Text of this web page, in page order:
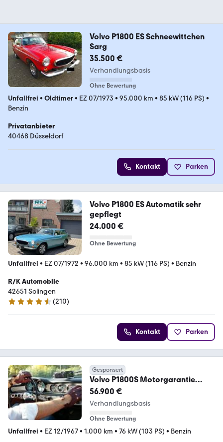
Volvo P1800 ES Schneewittchen
Sarg
35.500 €
Verhandlungsbasis
Ohne Bewertung
Unfallfrei • Oldtimer• EZ 07/1973 • 95.000 km • 85 kW (116 PS) •
Benzin
Privatanbieter
40468 Düsseldorf
Kontakt Parken
Volvo P1800 ES Automatik sehr
gepflegt
24.000 €
Ohne Bewertung
Unfallfrei • EZ 07/1972 • 96.000 km • 85 kW (116 PS) • Benzin
R/K Automobile
42651 Solingen
4.6 Sterne
(210)
Kontakt Parken
Gesponsert
Volvo P1800S Motorgarantie
Restauriert Zustand 2
56.900 €
Verhandlungsbasis
Ohne Bewertung
Unfallfrei • EZ 12/1967• 1.000 km • 76 kW (103 PS) • Benzin